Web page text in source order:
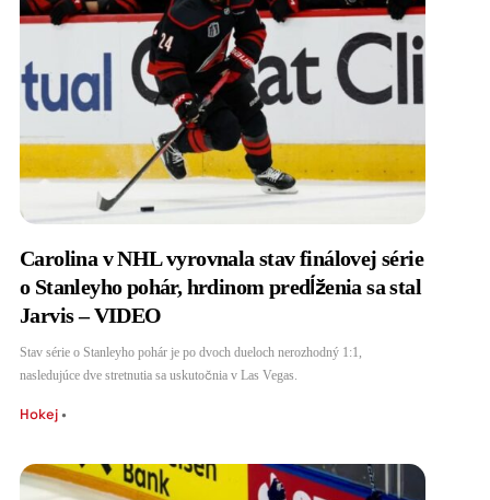
Carolina v NHL vyrovnala stav finálovej série
o Stanleyho pohár, hrdinom predĺženia sa stal
Jarvis – VIDEO
Stav série o Stanleyho pohár je po dvoch dueloch nerozhodný 1:1,
nasledujúce dve stretnutia sa uskutočnia v Las Vegas.
Hokej•